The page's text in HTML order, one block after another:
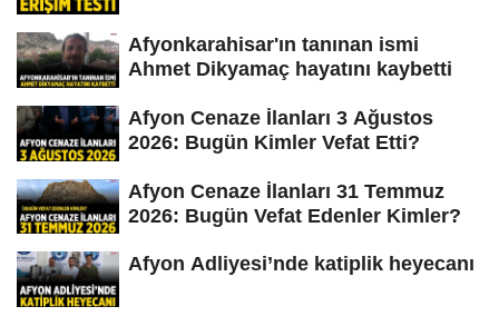
Afyonkarahisar'ın tanınan ismi
Ahmet Dikyamaç hayatını kaybetti
Afyon Cenaze İlanları 3 Ağustos
2026: Bugün Kimler Vefat Etti?
Afyon Cenaze İlanları 31 Temmuz
2026: Bugün Vefat Edenler Kimler?
Afyon Adliyesi’nde katiplik heyecanı